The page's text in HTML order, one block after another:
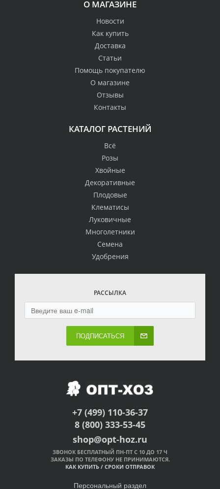
О МАГАЗИНЕ
Новости
Как купить
Доставка
Статьи
Помощь покупателю
О магазине
Отзывы
Контакты
КАТАЛОГ РАСТЕНИЙ
Всё
Розы
Хвойные
Декоративные
Плодовые
Клематисы
Луковичные
Многолетники
Семена
Удобрения
РАССЫЛКА
ПОДПИСАТЬСЯ
+7 (499) 110-36-37
8 (800) 333-53-45
shop@opt-hoz.ru
ЗВОНОК БЕСПЛАТНЫЙ ПН-ПТ С 10 ДО 17 Ч
ЗАКАЗЫ ПО ТЕЛЕФОНУ НЕ ПРИНИМАЮТСЯ.
КАК КУПИТЬ / СРОКИ ОТПРАВОК
Персональный раздел